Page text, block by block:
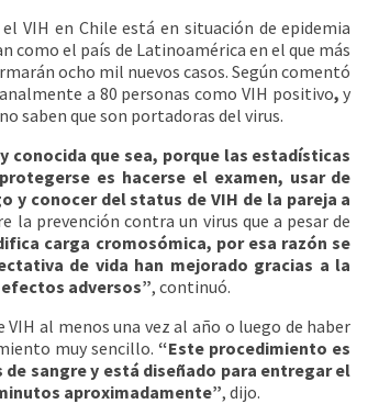
VIH en Chile está en situación de epidemia
como el país de Latinoamérica en el que más
ocho mil nuevos casos. Según comentó
a 80 personas como VIH positivo, y
saben que son portadoras del virus.
conocida que sea, porque las estadísticas
es hacerse el examen, usar de
conocer del status de VIH de la pareja a
prevención contra un virus que a pesar de
carga cromosómica, por esa razón se
de vida han mejorado gracias a la
adversos”, continuó.
al menos una vez al año o luego de haber
muy sencillo. “Este procedimiento es
sangre y está diseñado para entregar el
aproximadamente”, dijo.